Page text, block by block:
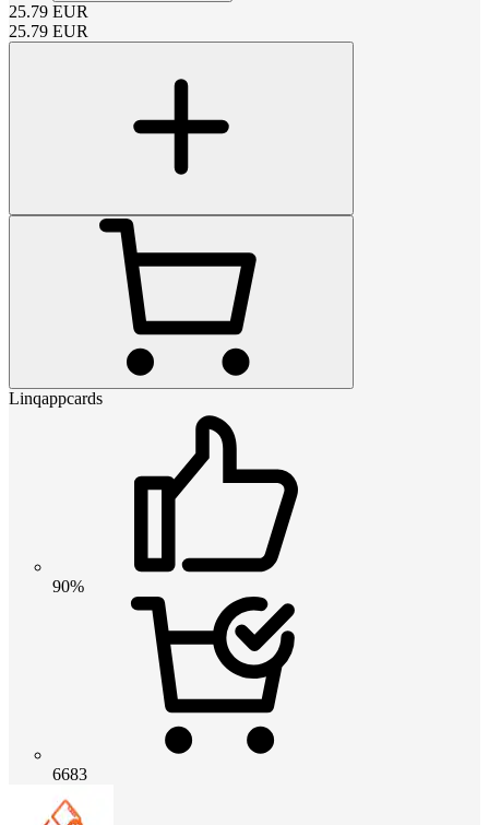
25.79 EUR
25.79 EUR
Linqappcards
90%
6683